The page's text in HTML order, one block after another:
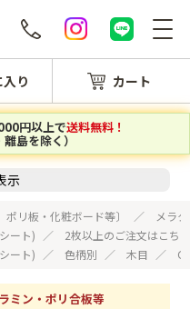
り カート
円以上で送料無料！
島を除く）
示
リ板・化粧ボード等〕
メラ
ート)
2枚以上のご注文はこち
ート) 色柄別 木目
ミン・ポリ合板等